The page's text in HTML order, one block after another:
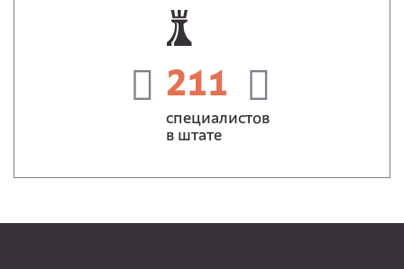
211
специалистов
в штате